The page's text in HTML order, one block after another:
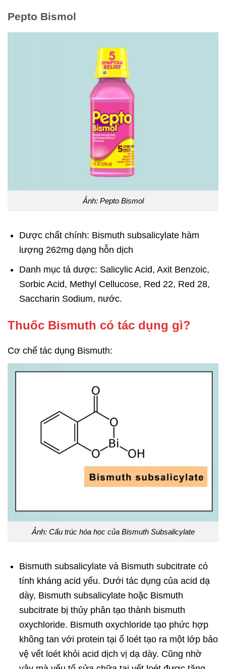
Pepto Bismol
Ảnh: Pepto Bismol
Dược chất chính: Bismuth subsalicylate hàm
lượng 262mg dạng hỗn dịch
Danh mục tá dược: Salicylic Acid, Axit Benzoic,
Sorbic Acid, Methyl Cellucose, Red 22, Red 28,
Saccharin Sodium, nước.
Thuốc Bismuth có tác dụng gì?
Cơ chế tác dụng Bismuth:
Ảnh: Cấu trúc hóa học của Bismuth Subsalicylate
Bismuth subsalicylate và Bismuth subcitrate có
tính kháng acid yếu. Dưới tác dụng của acid dạ
dày, Bismuth subsalicylate hoặc Bismuth
subcitrate bị thủy phân tạo thành bismuth
oxychloride. Bismuth oxychloride tạo phức hợp
không tan với protein tại ổ loét tạo ra một lớp bảo
vệ vết loét khỏi acid dịch vị dạ dày. Cũng nhờ